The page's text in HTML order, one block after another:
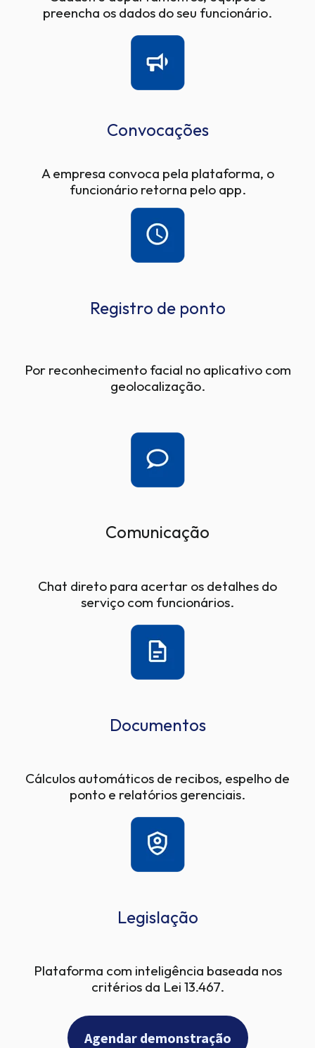
preencha os dados do seu funcionário.
Convocações
A empresa convoca pela plataforma, o
funcionário retorna pelo app.
Registro de ponto
Por reconhecimento facial no aplicativo com
geolocalização.
Comunicação
Chat direto para acertar os detalhes do
serviço com funcionários.
Documentos
Cálculos automáticos de recibos, espelho de
ponto e relatórios gerenciais.
Legislação
Plataforma com inteligência baseada nos
critérios da Lei 13.467.
Agendar demonstração